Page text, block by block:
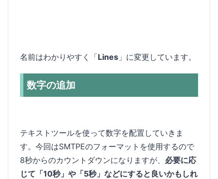
名前はわかりやすく「Lines 」に変更しています。
数字の追加
テキストツールを使って数字を配置していきま
す。今回はSMTPEのフォーマットを使用するので
8秒からのカウントダウンになりますが、 必要に応
じて「10秒」や「5秒」などにすると良いかもしれ